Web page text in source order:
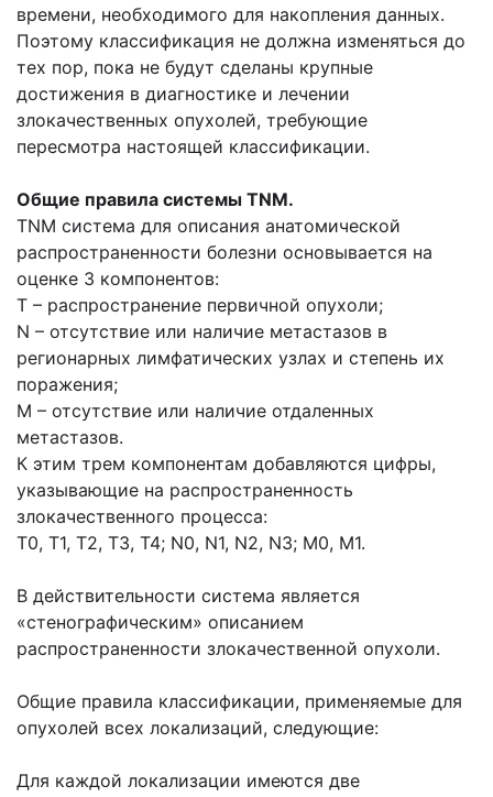
времени, необходимого для накопления данных.
Поэтому классификация не должна изменяться до
тех пор, пока не будут сделаны крупные
достижения в диагностике и лечении
злокачественных опухолей, требующие
пересмотра настоящей классификации.
Общие правила системы TNM.
TNM система для описания анатомической
распространенности болезни основывается на
оценке 3 компонентов:
Т – распространение первичной опухоли;
N – отсутствие или наличие метастазов в
регионарных лимфатических узлах и степень их
поражения;
М – отсутствие или наличие отдаленных
метастазов.
К этим трем компонентам добавляются цифры,
указывающие на распространенность
злокачественного процесса:
Т0, Т1, Т2, Т3, Т4; N0, N1, N2, N3; M0, M1.
В действительности система является
«стенографическим» описанием
распространенности злокачественной опухоли.
Общие правила классификации, применяемые для
опухолей всех локализаций, следующие:
Для каждой локализации имеются две